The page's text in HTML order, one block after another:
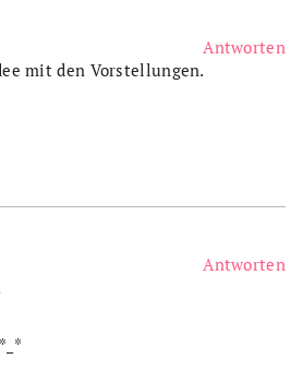
mit den Vorstellungen.
Antworten
Antworten